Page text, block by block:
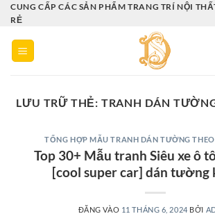
Bỏ
qua
nội
dung
CUNG CẤP CÁC SẢN PHẨM TRANG TRÍ NỘI
RẺ
LƯU TRỮ THẺ: TRANH DÁN
TỔNG HỢP MẪU TRANH DÁN TƯỜNG
Top 30+ Mẫu tranh Siêu xe ô
[cool super car] dán tường
ĐĂNG VÀO 11 THÁNG 6, 2024 BỞI